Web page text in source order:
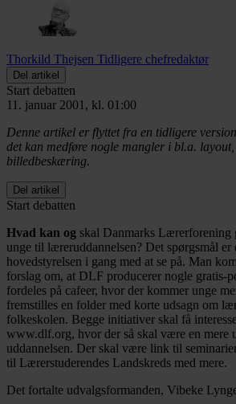
Thorkild Thejsen Tidligere chefredaktør
Del artikel
Start debatten
11. januar 2001, kl. 01:00
Denne artikel er flyttet fra en tidligere
det kan medføre nogle mangler i bl.a.
billedbeskæring.
Del artikel
Start debatten
Hvad kan og skal Danmarks
unge til læreruddannelsen? Det spørgsmål er
hovedstyrelsen i gang med at se på. Man
forslag om, at DLF producerer nogle gratis-
fordeles på cafeer, hvor der kommer unge
fremstilles en folder med korte udsagn om
folkeskolen. Begge initiativer skal få
www.dlf.org, hvor der så skal være en mere
uddannelsen. Der skal være link til
til Lærerstuderendes Landskreds med mere.
Det fortalte udvalgsformanden, Vibeke